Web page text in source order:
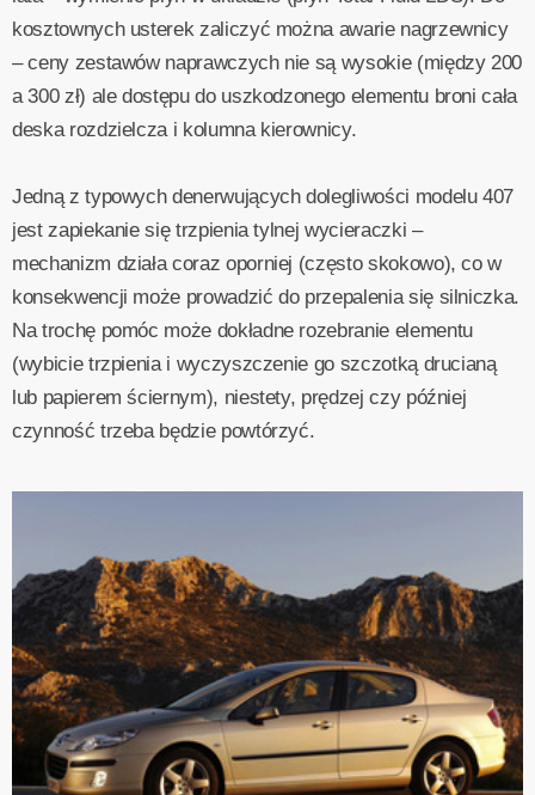
kosztownych usterek zaliczyć można awarie nagrzewnicy
– ceny zestawów naprawczych nie są wysokie (między 200
a 300 zł) ale dostępu do uszkodzonego elementu broni cała
deska rozdzielcza i kolumna kierownicy.
Jedną z typowych denerwujących dolegliwości modelu 407
jest zapiekanie się trzpienia tylnej wycieraczki –
mechanizm działa coraz oporniej (często skokowo), co w
konsekwencji może prowadzić do przepalenia się silniczka.
Na trochę pomóc może dokładne rozebranie elementu
(wybicie trzpienia i wyczyszczenie go szczotką drucianą
lub papierem ściernym), niestety, prędzej czy później
czynność trzeba będzie powtórzyć.